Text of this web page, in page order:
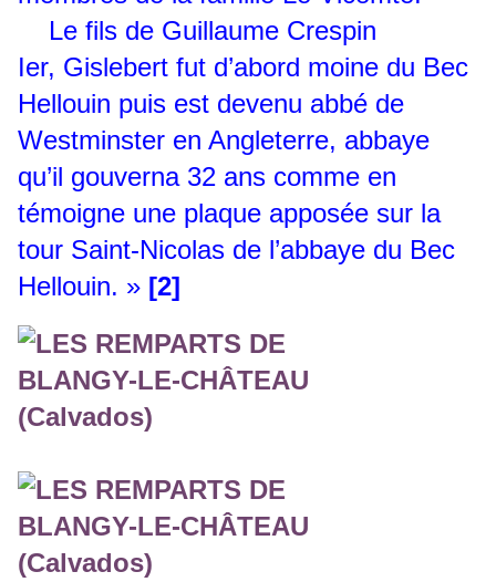
Le fils de Guillaume Crespin
Ier, Gislebert fut d’abord moine du Bec
Hellouin puis est devenu abbé de
Westminster en Angleterre, abbaye
qu’il gouverna 32 ans comme en
témoigne une plaque apposée sur la
tour Saint-Nicolas de l’abbaye du Bec
Hellouin. » [2]